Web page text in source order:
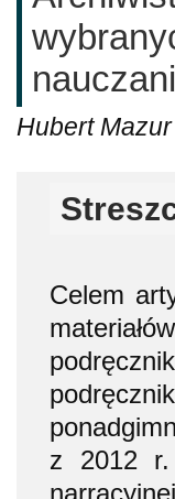
Hubert Mazur
Celem
z 2012 r.